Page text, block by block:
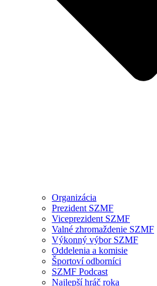
Organizácia
Prezident SZMF
Viceprezident SZMF
Valné zhromaždenie SZMF
Výkonný výbor SZMF
Oddelenia a komisie
Športoví odborníci
SZMF Podcast
Najlepší hráč roka